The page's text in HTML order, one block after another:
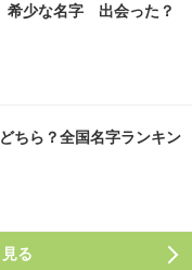
希少な名字 出会った？
ちら？全国名字ランキン
る